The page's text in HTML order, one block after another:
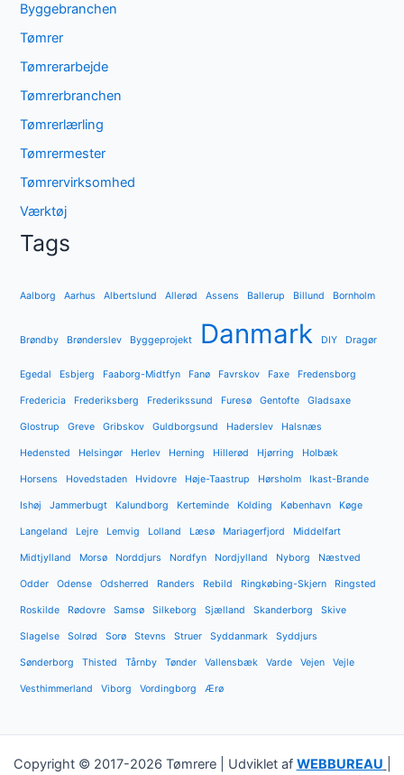
Byggebranchen
Tømrer
Tømrerarbejde
Tømrerbranchen
Tømrerlærling
Tømrermester
Tømrervirksomhed
Værktøj
Tags
Aalborg Aarhus Albertslund Allerød Assens Ballerup Billund Bornholm
Brøndby Brønderslev Byggeprojekt Danmark DIY Dragør
Egedal Esbjerg Faaborg-Midtfyn Fanø Favrskov Faxe Fredensborg
Fredericia Frederiksberg Frederikssund Furesø Gentofte Gladsaxe
Glostrup Greve Gribskov Guldborgsund Haderslev Halsnæs
Hedensted Helsingør Herlev Herning Hillerød Hjørring Holbæk
Horsens Hovedstaden Hvidovre Høje-Taastrup Hørsholm Ikast-Brande
Ishøj Jammerbugt Kalundborg Kerteminde Kolding København Køge
Langeland Lejre Lemvig Lolland Læsø Mariagerfjord Middelfart
Midtjylland Morsø Norddjurs Nordfyn Nordjylland Nyborg Næstved
Odder Odense Odsherred Randers Rebild Ringkøbing-Skjern Ringsted
Roskilde Rødovre Samsø Silkeborg Sjælland Skanderborg Skive
Slagelse Solrød Sorø Stevns Struer Syddanmark Syddjurs
Sønderborg Thisted Tårnby Tønder Vallensbæk Varde Vejen Vejle
Vesthimmerland Viborg Vordingborg Ærø
Copyright © 2017-2026 Tømrere | Udviklet af WEBBUREAU